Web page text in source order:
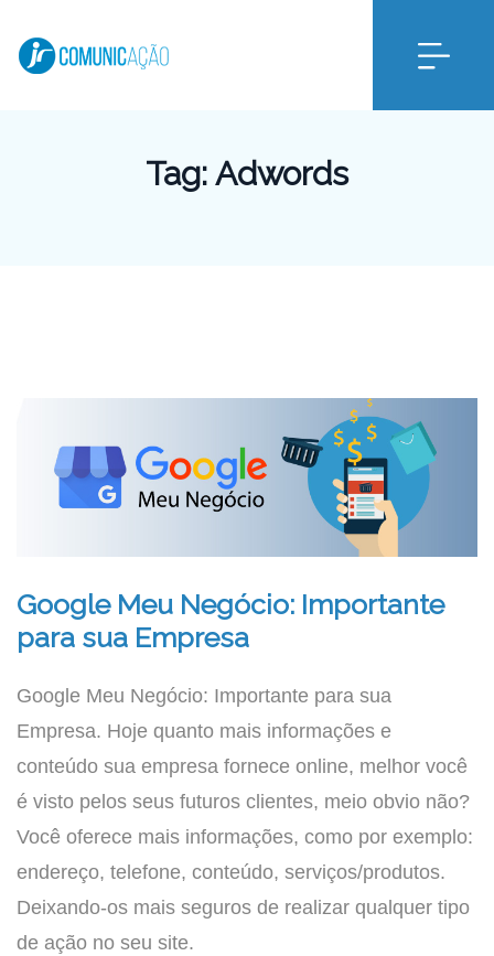
Tag: Adwords
Google Meu Negócio: Importante
para sua Empresa
Google Meu Negócio: Importante para sua
Empresa. Hoje quanto mais informações e
conteúdo sua empresa fornece online, melhor você
é visto pelos seus futuros clientes, meio obvio não?
Você oferece mais informações, como por exemplo:
endereço, telefone, conteúdo, serviços/produtos.
Deixando-os mais seguros de realizar qualquer tipo
de ação no seu site.